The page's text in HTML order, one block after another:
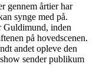
gennem årtier har
synge med på.
Guldimund, inden
på hovedscenen.
andet opleve den
sender publikum